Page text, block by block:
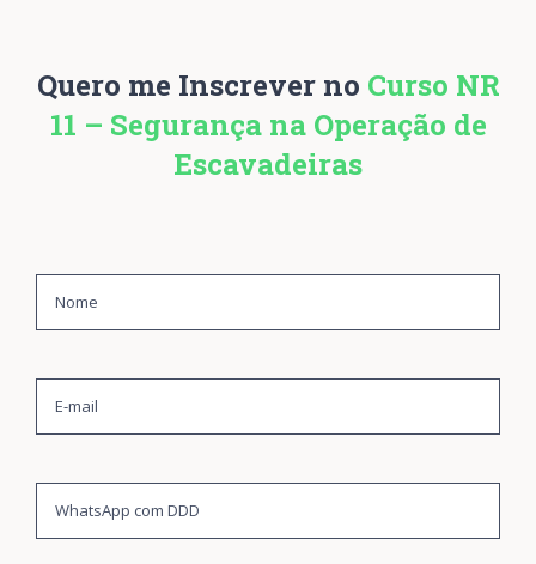
Quero me Inscrever no Curso NR
11 – Segurança na Operação de
Escavadeiras